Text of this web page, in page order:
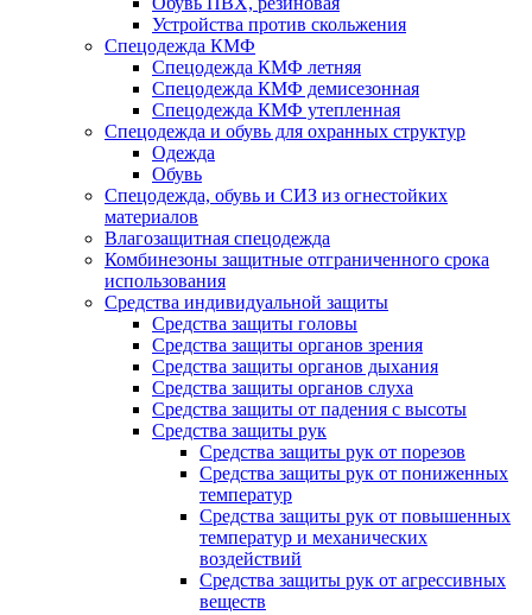
Устройства против скольжения
Спецодежда КМФ
Спецодежда КМФ летняя
Спецодежда КМФ демисезонная
Спецодежда КМФ утепленная
Спецодежда и обувь для охранных структур
Одежда
Обувь
Спецодежда, обувь и СИЗ из огнестойких
материалов
Влагозащитная спецодежда
Комбинезоны защитные отграниченного срока
использования
Средства индивидуальной защиты
Средства защиты головы
Средства защиты органов зрения
Средства защиты органов дыхания
Средства защиты органов слуха
Средства защиты от падения с высоты
Средства защиты рук
Средства защиты рук от порезов
Средства защиты рук от пониженных
температур
Средства защиты рук от повышенных
температур и механических
воздействий
Средства защиты рук от агрессивных
веществ